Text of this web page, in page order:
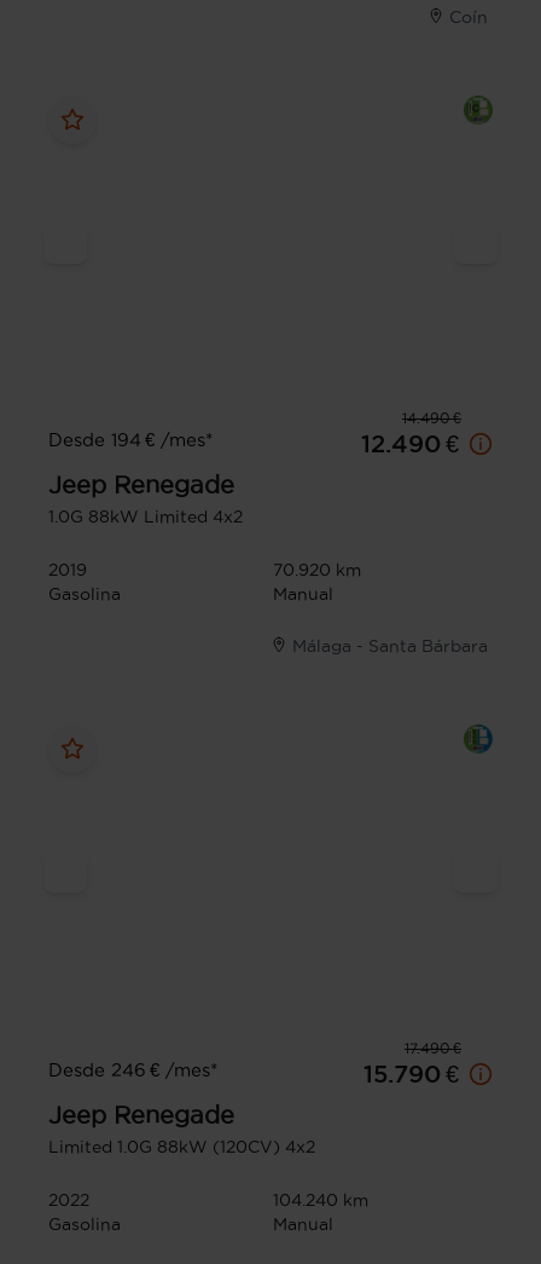
Coín
14.490 €
Desde 194 € /mes*
12.490 €
Jeep Renegade
1.0G 88kW Limited 4x2
2019
70.920 km
Gasolina
Manual
Málaga - Santa Bárbara
17.490 €
Desde 246 € /mes*
15.790 €
Jeep Renegade
Limited 1.0G 88kW (120CV) 4x2
2022
104.240 km
Gasolina
Manual